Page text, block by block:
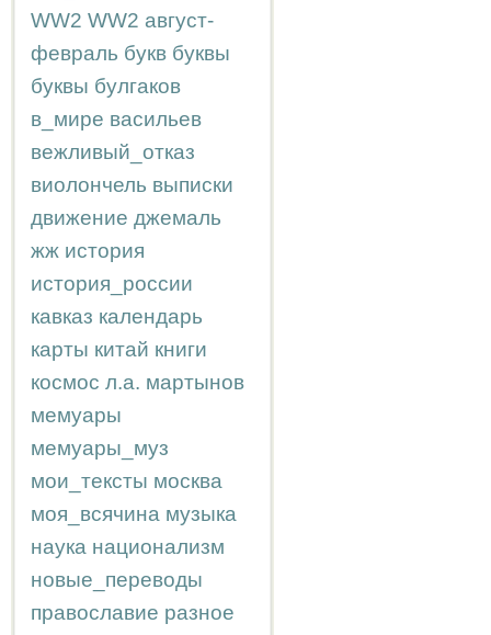
WW2 WW2 август-
февраль букв буквы
буквы булгаков
в_мире васильев
вежливый_отказ
виолончель выписки
движение джемаль
жж история
история_россии
кавказ календарь
карты китай книги
космос л.а. мартынов
мемуары
мемуары_муз
мои_тексты москва
моя_всячина музыка
наука национализм
новые_переводы
православие разное